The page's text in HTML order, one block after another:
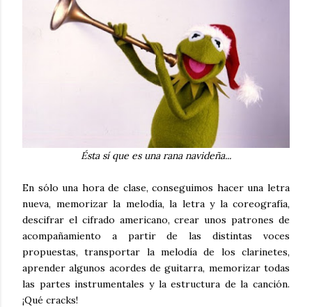
Ésta sí que es una rana navideña...
En sólo una hora de clase, conseguimos hacer una letra
nueva, memorizar la melodía, la letra y la coreografía,
descifrar el cifrado americano, crear unos patrones de
acompañamiento a partir de las distintas voces
propuestas, transportar la melodía de los clarinetes,
aprender algunos acordes de guitarra, memorizar todas
las partes instrumentales y la estructura de la canción.
¡Qué cracks!